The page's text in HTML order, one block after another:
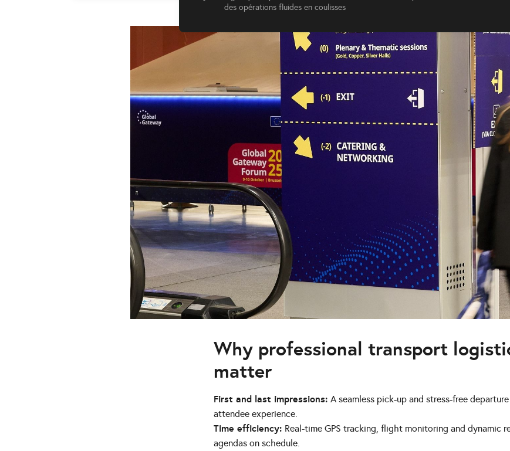
des opérations fluides en coulisses
Why professional transport
matter
First and last impressions: A seamless pick-up and stress-free
attendee experience.
Time efficiency: Real-time GPS tracking, flight monitoring and dynamic
agendas on schedule.